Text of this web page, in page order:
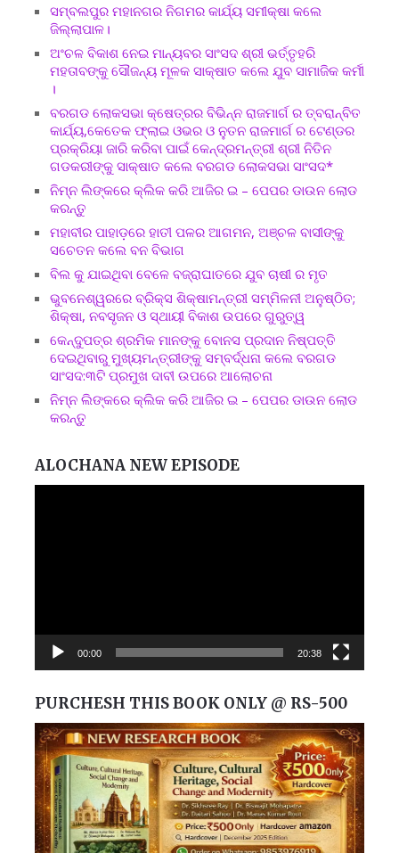
ସମ୍ବଲପୁର ମହାନଗର ନିଗମର କାର୍ଯ୍ୟ ସମୀକ୍ଷା କଲେ
ଜିଲ୍ଲାପାଳ।
ଅଂଚଳ ବିକାଶ ନେଇ ମାନ୍ୟବର ସାଂସଦ ଶ୍ରୀ ଭର୍ତ୍ତୃହରି
ମହତାବଙ୍କୁ ସୌଜନ୍ୟ ମୂଳକ ସାକ୍ଷାତ କଲେ ଯୁବ ସାମାଜିକ କର୍ମୀ
।
ବରଗଡ ଲୋକସଭା କ୍ଷେତ୍ରର ବିଭିନ୍ନ ରାଜମାର୍ଗ ର ତ୍ବରାନ୍ବିତ
କାର୍ଯ୍ୟ,କେତେକ ଫ୍ଲାଇ ଓଭର ଓ ନୁତନ ରାଜମାର୍ଗ ର ଟେଣ୍ଡର
ପ୍ରକ୍ରିୟା ଜାରି କରିବା ପାଇଁ କେନ୍ଦ୍ରମନ୍ତ୍ରୀ ଶ୍ରୀ ନିତିନ
ଗଡକରୀଙ୍କୁ ସାକ୍ଷାତ କଲେ ବରଗଡ ଲୋକସଭା ସାଂସଦ*
ନିମ୍ନ ଲିଙ୍କରେ କ୍ଲିକ କରି ଆଜିର ଇ – ପେପର ଡାଉନ ଲୋଡ
କରନ୍ତୁ
ମହାବୀର ପାହାଡ଼ରେ ହାତୀ ପଳର ଆଗମନ, ଅଞ୍ଚଳ ବାସୀଙ୍କୁ
ସଚେତନ କଲେ ବନ ବିଭାଗ
ବିଲ କୁ ଯାଇଥିବା ବେଳେ ବଜ୍ରାଘାତରେ ଯୁବ ଚାଷୀ ର ମୃତ
ଭୁବନେଶ୍ୱରରେ ବ୍ରିକ୍ସ ଶିକ୍ଷାମନ୍ତ୍ରୀ ସମ୍ମିଳନୀ ଅନୁଷ୍ଠିତ;
ଶିକ୍ଷା, ନବସୃଜନ ଓ ସ୍ଥାୟୀ ବିକାଶ ଉପରେ ଗୁରୁତ୍ୱ
କେନ୍ଦୁପତ୍ର ଶ୍ରମିକ ମାନଙ୍କୁ ବୋନସ ପ୍ରଦାନ ନିଷ୍ପତ୍ତି
ଦେଇଥିବାରୁ ମୁଖ୍ୟମନ୍ତ୍ରୀଙ୍କୁ ସମ୍ବର୍ଦ୍ଧନା କଲେ ବରଗଡ
ସାଂସଦ:୩ଟି ପ୍ରମୁଖ ଦାବୀ ଉପରେ ଆଲୋଚନା
ନିମ୍ନ ଲିଙ୍କରେ କ୍ଲିକ କରି ଆଜିର ଇ – ପେପର ଡାଉନ ଲୋଡ
କରନ୍ତୁ
ALOCHANA NEW EPISODE
00:00 20:38
PURCHESH THIS BOOK ONLY @ RS-500